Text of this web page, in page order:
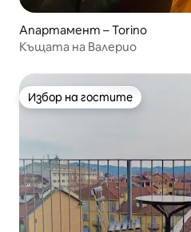
Апартамент – Torino
Къщата на Валерио
Избор на гостите
Избор на гостите